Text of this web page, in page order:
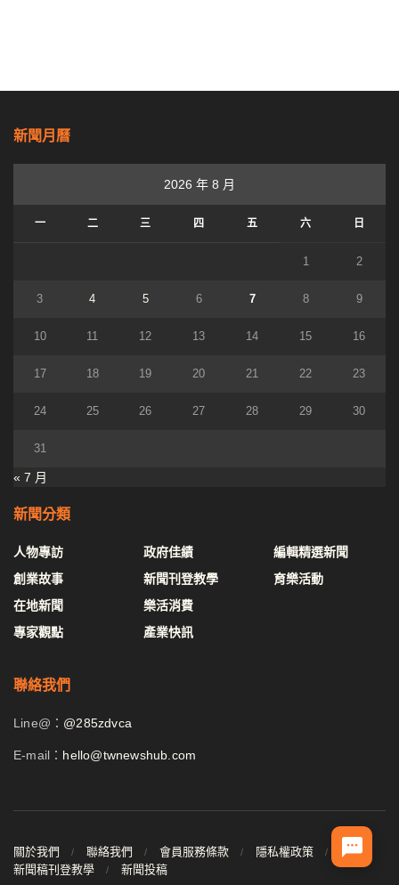
新聞月曆
2026 年 8 月
一 二 三 四 五 六 日
1 2
3 4 5 6 7 8 9
10 11 12 13 14 15 16
17 18 19 20 21 22 23
24 25 26 27 28 29 30
31
« 7 月
新聞分類
人物專訪
創業故事
在地新聞
專家觀點
政府佳績
新聞刊登教學
樂活消費
產業快訊
編輯精選新聞
育樂活動
聯絡我們
Line@： @285zdvca
E-mail： hello@twnewshub.com
關於我們 聯絡我們 會員服務條款
隱私權政策
新聞稿刊登教學
新聞投稿